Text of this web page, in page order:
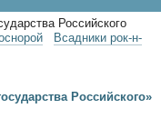
Российского
Всадники рок-н-
Российского»